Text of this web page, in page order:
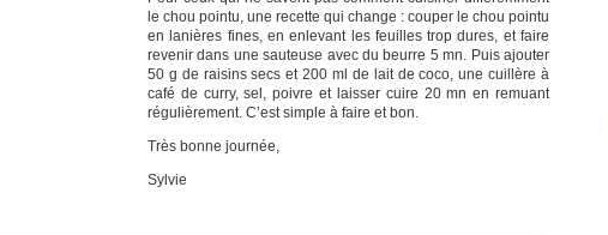
le chou pointu, une recette qui change : couper le chou pointu
en lanières fines, en enlevant les feuilles trop dures, et faire
revenir dans une sauteuse avec du beurre 5 mn. Puis ajouter
50 g de raisins secs et 200 ml de lait de coco, une cuillère à
café de curry, sel, poivre et laisser cuire 20 mn en remuant
régulièrement. C’est simple à faire et bon.
Très bonne journée,
Sylvie